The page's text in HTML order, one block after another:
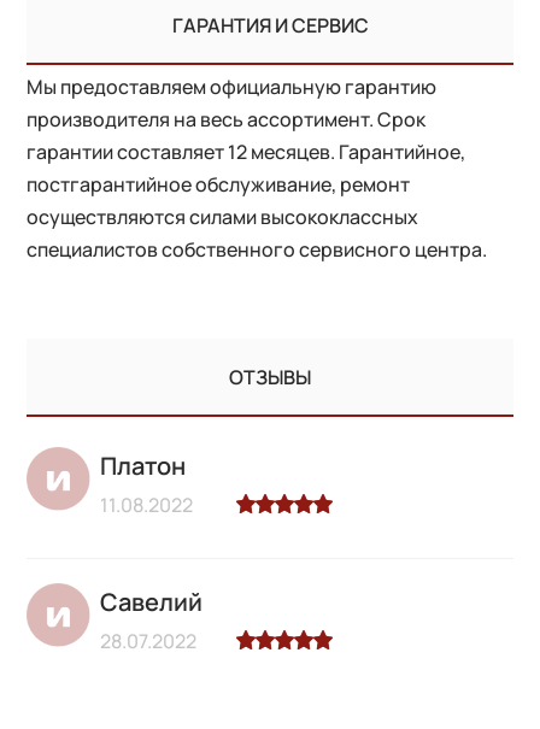
ГАРАНТИЯ И СЕРВИС
Мы предоставляем официальную гарантию
производителя на весь ассортимент. Срок
гарантии составляет 12 месяцев. Гарантийное,
постгарантийное обслуживание, ремонт
осуществляются силами высококлассных
специалистов собственного сервисного центра.
ОТЗЫВЫ
Платон
11.08.2022
Савелий
28.07.2022